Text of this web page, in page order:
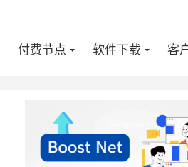
付费节点 软件下载 客